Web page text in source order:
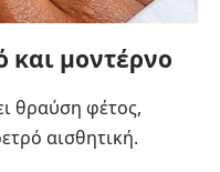
και μοντέρνο
θραύση φέτος,
αισθητική.